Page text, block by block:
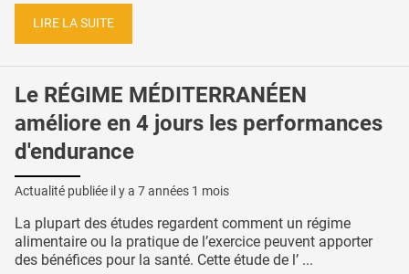
LIRE LA SUITE
Le RÉGIME MÉDITERRANÉEN
améliore en 4 jours les performances
d'endurance
Actualité publiée il y a 7 années 1 mois
La plupart des études regardent comment un régime
alimentaire ou la pratique de l’exercice peuvent apporter
des bénéfices pour la santé. Cette étude de l’ ...